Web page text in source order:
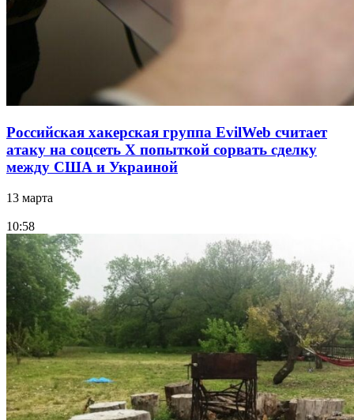
Российская хакерская группа EvilWeb считает
атаку на соцсеть Х попыткой сорвать сделку
между США и Украиной
13 марта
10:58